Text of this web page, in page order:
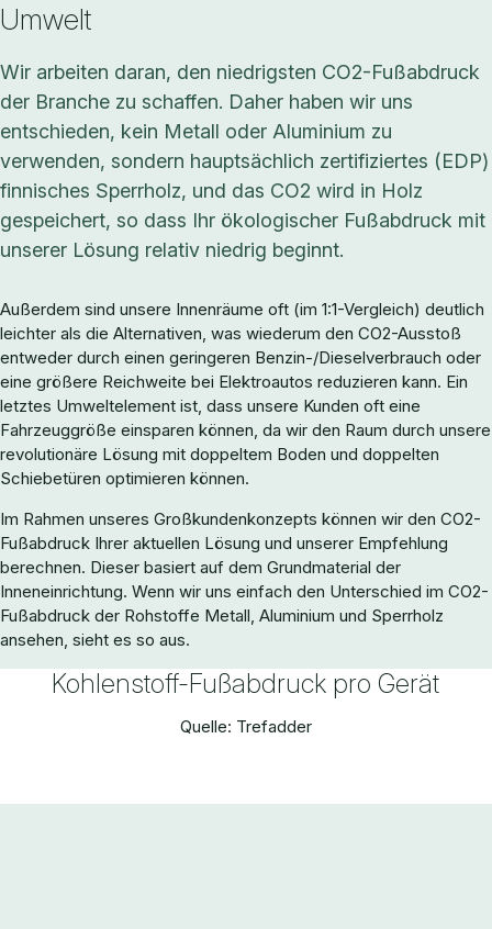
Umwelt
Wir arbeiten daran, den niedrigsten CO2-Fußabdruck
der Branche zu schaffen. Daher haben wir uns
entschieden, kein Metall oder Aluminium zu
verwenden, sondern hauptsächlich zertifiziertes (EDP)
finnisches Sperrholz, und das CO2 wird in Holz
gespeichert, so dass Ihr ökologischer Fußabdruck mit
unserer Lösung relativ niedrig beginnt.
Außerdem sind unsere Innenräume oft (im 1:1-Vergleich) deutlich
leichter als die Alternativen, was wiederum den CO2-Ausstoß
entweder durch einen geringeren Benzin-/Dieselverbrauch oder
eine größere Reichweite bei Elektroautos reduzieren kann. Ein
letztes Umweltelement ist, dass unsere Kunden oft eine
Fahrzeuggröße einsparen können, da wir den Raum durch unsere
revolutionäre Lösung mit doppeltem Boden und doppelten
Schiebetüren optimieren können.
Im Rahmen unseres Großkundenkonzepts können wir den CO2-
Fußabdruck Ihrer aktuellen Lösung und unserer Empfehlung
berechnen. Dieser basiert auf dem Grundmaterial der
Inneneinrichtung. Wenn wir uns einfach den Unterschied im CO2-
Fußabdruck der Rohstoffe Metall, Aluminium und Sperrholz
ansehen, sieht es so aus.
Kohlenstoff-Fußabdruck pro Gerät
Quelle: Trefadder